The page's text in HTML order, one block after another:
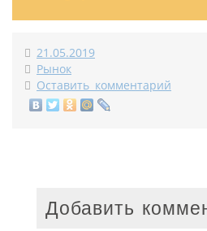
21.05.2019
Рынок
Оставить комментарий
Добавить